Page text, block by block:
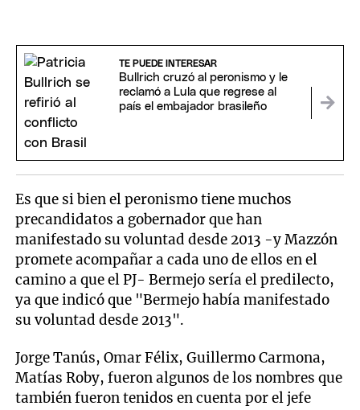
TE PUEDE INTERESAR
Bullrich cruzó al peronismo y le
reclamó a Lula que regrese al
país el embajador brasileño
Es que si bien el peronismo tiene muchos
precandidatos a gobernador que han
manifestado su voluntad desde 2013 -y Mazzón
promete acompañar a cada uno de ellos en el
camino a que el PJ- Bermejo sería el predilecto,
ya que indicó que "Bermejo había manifestado
su voluntad desde 2013".
Jorge Tanús, Omar Félix, Guillermo Carmona,
Matías Roby, fueron algunos de los nombres que
también fueron tenidos en cuenta por el jefe